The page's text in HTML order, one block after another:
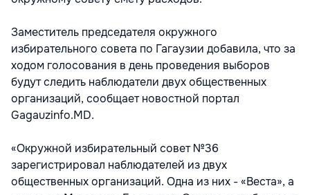
Заместитель председателя окружного
избирательного совета по Гагаузии добавила, что за
ходом голосования в день проведения выборов
будут следить наблюдатели двух общественных
организаций, сообщает новостной портал
Gagauzinfo.MD.
«Окружной избирательный совет №36
зарегистрировал наблюдателей из двух
общественных организаций. Одна из них - «Веста», а